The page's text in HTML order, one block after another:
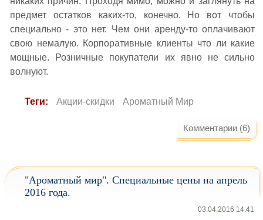
предмет остатков каких-то, конечно. Но вот чтобы
специально - это нет. Чем они аренду-то оплачивают
свою немалую. Корпоративные клиенты что ли какие
мощные. Розничные покупатели их явно не сильно
волнуют.
Теги: Акции-скидки Ароматный Мир
Комментарии (6)
"Ароматный мир". Специальные цены на апрель
2016 года.
03.04.2016 14:41